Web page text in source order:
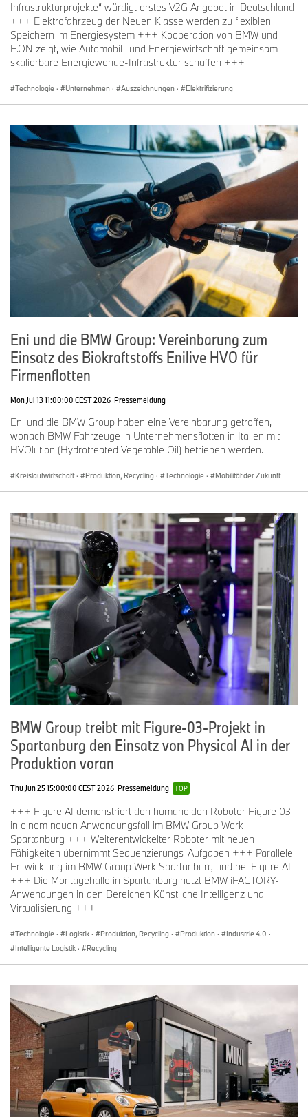
Infrastrukturprojekte“ würdigt erstes V2G Angebot in Deutschland
+++ Elektrofahrzeug der Neuen Klasse werden zu flexiblen
Speichern im Energiesystem +++ Kooperation von BMW und
E.ON zeigt, wie Automobil- und Energiewirtschaft gemeinsam
skalierbare Energiewende-Infrastruktur schaffen +++
Technologie · Unternehmen · Auszeichnungen · Elektrifizierung
Eni und die BMW Group: Vereinbarung zum
Einsatz des Biokraftstoffs Enilive HVO für
Firmenflotten
Mon Jul 13 11:00:00 CEST 2026 Pressemeldung
Eni und die BMW Group haben eine Vereinbarung getroffen,
wonach BMW Fahrzeuge in Unternehmensflotten in Italien mit
HVOlution (Hydrotreated Vegetable Oil) betrieben werden.
Kreislaufwirtschaft · Produktion, Recycling · Technologie · Mobilität der Zukunft
BMW Group treibt mit Figure-03-Projekt in
Spartanburg den Einsatz von Physical AI in der
Produktion voran
Thu Jun 25 15:00:00 CEST 2026 Pressemeldung TOP
+++ Figure AI demonstriert den humanoiden Roboter Figure 03
in einem neuen Anwendungsfall im BMW Group Werk
Spartanburg +++ Weiterentwickelter Roboter mit neuen
Fähigkeiten übernimmt Sequenzierungs-Aufgaben +++ Parallele
Entwicklung im BMW Group Werk Spartanburg und bei Figure AI
+++ Die Montagehalle in Spartanburg nutzt BMW iFACTORY-
Anwendungen in den Bereichen Künstliche Intelligenz und
Virtualisierung +++
Technologie · Logistik · Produktion, Recycling · Produktion · Industrie 4.0 ·
Intelligente Logistik · Recycling